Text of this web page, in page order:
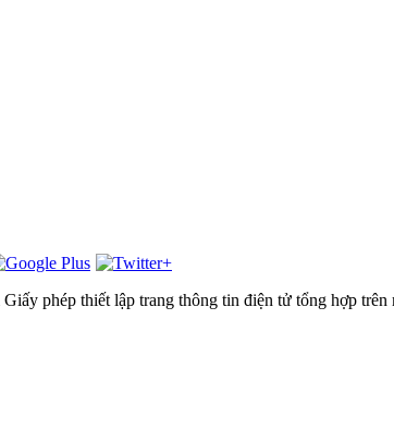
Giấy phép thiết lập trang thông tin điện tử tổng hợp